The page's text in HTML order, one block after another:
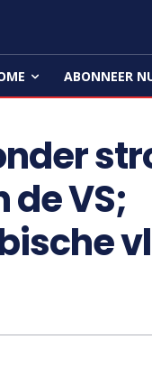
ABONNEER
VS;